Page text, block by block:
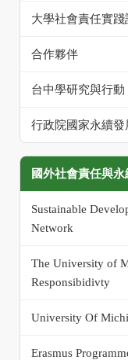
大學社會責任實踐
合作夥伴
台中學研究與行動
行政院國家永續
國外社會責任與永
Sustainable
Network
The University of
Responsibidivty
University Of
Erasmus